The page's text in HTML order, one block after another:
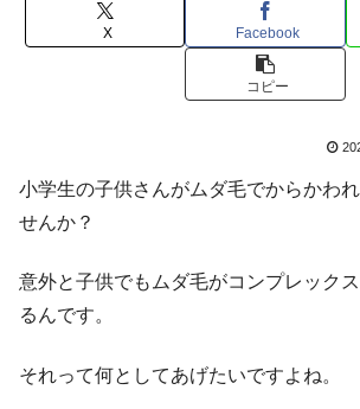
X Facebook
コピー
小学生の子供さんがムダ毛でからかわ
せんか？
意外と子供でもムダ毛がコンプレック
るんです。
それって何としてあげたいですよね。